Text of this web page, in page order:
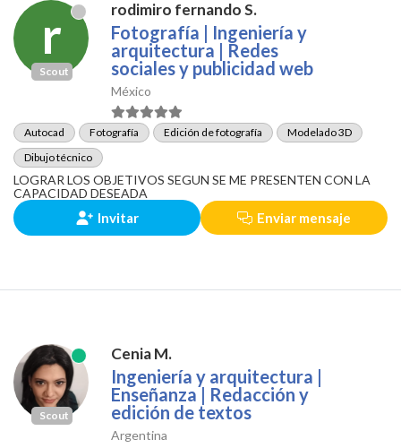
r
Scout
rodimiro fernando S.
Fotografía | Ingeniería y
arquitectura | Redes
sociales y publicidad web
México
Autocad Fotografía Edición de fotografía
Modelado 3D
Dibujo técnico
LOGRAR LOS OBJETIVOS SEGUN SE ME PRESENTEN CON LA
CAPACIDAD DESEADA
Invitar Enviar mensaje
Scout
Cenia M.
Ingeniería y arquitectura |
Enseñanza | Redacción y
edición de textos
Argentina